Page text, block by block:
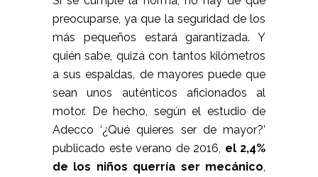
preocuparse, ya que la seguridad de los
más pequeños estará garantizada. Y
quién sabe, quizá con tantos kilómetros
a sus espaldas, de mayores puede que
sean unos auténticos aficionados al
motor. De hecho, según el estudio de
Adecco ‘¿Qué quieres ser de mayor?’
publicado este verano de 2016, el 2,4%
de los niños querría ser mecánico